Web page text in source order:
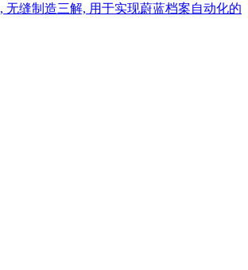
无缝制造三解, 用于实现蔚蓝档案自动化的